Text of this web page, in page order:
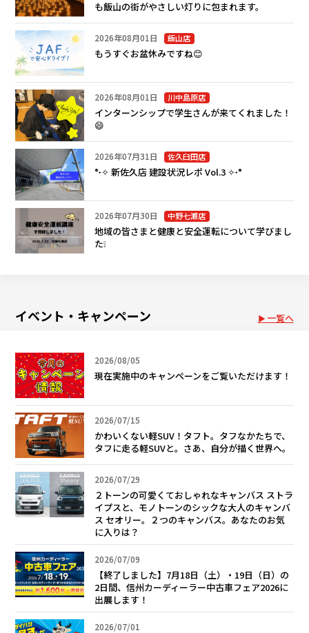
も飯山の街がやさしい灯りに包まれます。
2026年08月01日 飯山店
もうすぐお盆休みですね😊
2026年08月01日 川中島原店
インターンシップで学生さんが来てくれました！
😄
2026年07月31日 佐久臼田店
°˖✧ 新佐久店 建設状況レポ Vol.3 ✧˖°
2026年07月30日 中野七瀬店
地域の皆さまと健康と安全運転について学びまし
た❕
イベント・キャンペーン 一覧へ
2026/08/05
現在実施中のキャンペーンをご覧いただけます！
2026/07/15
かわいくない軽SUV！タフト。タフなかたちで、
タフに走る軽SUVと。さあ、自分が描く世界へ。
2026/07/29
２トーンの可愛くておしゃれなキャンバス ストラ
イプスと、モノトーンのシックな大人のキャンバ
ス セオリー。２つのキャンバス。あなたのお気
に入りは？
2026/07/09
【終了しました】7月18日（土）・19日（日）の
2日間、信州カーディーラー中古車フェア2026に
出展します！
2026/07/01